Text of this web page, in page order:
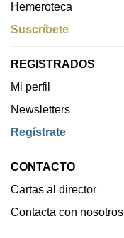
Hemeroteca
Suscríbete
REGISTRADOS
Mi perfil
Newsletters
Regístrate
CONTACTO
Cartas al director
Contacta con nosotros